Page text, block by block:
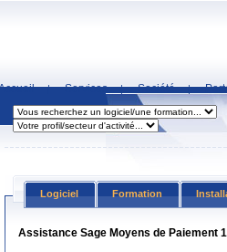
| Services | Société |
Logiciel Formation
Assistance Sage Moyens de Paiement